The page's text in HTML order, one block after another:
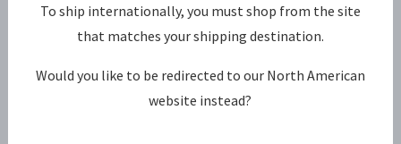
To ship internationally, you must shop from the site
that matches your shipping destination.
Would you like to be redirected to our North American
website instead?